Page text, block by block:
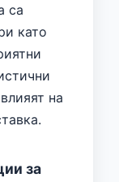
са
като
на
за